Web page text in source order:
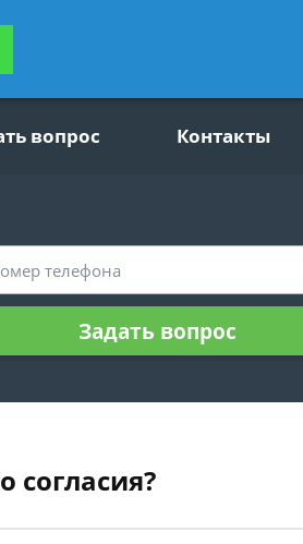
вопрос Контакты
Задать вопрос